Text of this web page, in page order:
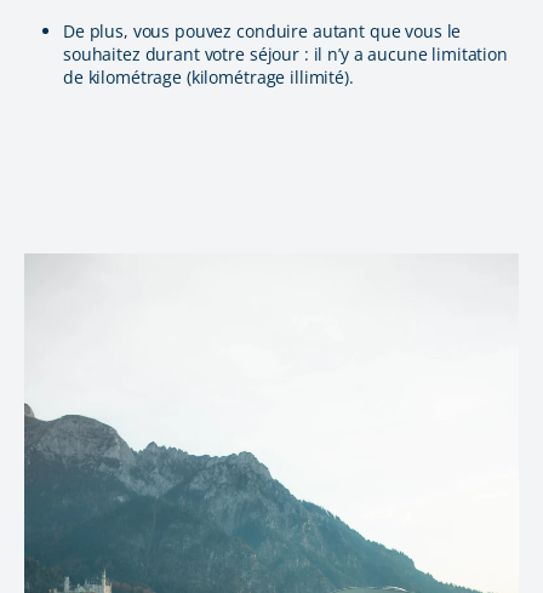
De plus, vous pouvez conduire autant que vous le
souhaitez durant votre séjour : il n’y a aucune limitation
de kilométrage (kilométrage illimité).